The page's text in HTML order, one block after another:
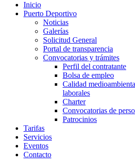
Inicio
Puerto Deportivo
Noticias
Galerías
Solicitud General
Portal de transparencia
Convocatorias y trámites
Perfil del contratante
Bolsa de empleo
Calidad
laborales
Charter
Convocatorias de
Patrocinios
Tarifas
Servicios
Eventos
Contacto